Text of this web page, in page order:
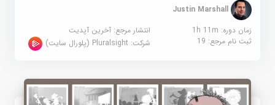
Justin Marshall
زمان دوره: 1h 11m
انتشار مرجع:آخرین آپدیت
ثبت نام مرجع:19 شرکت:Pluralsight (پلورال سایت)